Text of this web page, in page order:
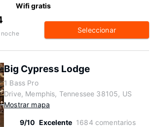
Wifi gratis
Seleccionar
Big Cypress Lodge
1 Bass Pro
Drive, Memphis, Tennessee 38105, US
Mostrar mapa
9/10 Excelente 1684 comentarios